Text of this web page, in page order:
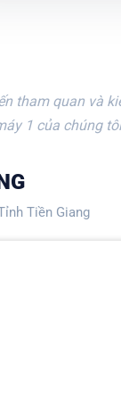
tham quan và
1 của chúng
Tiền Giang